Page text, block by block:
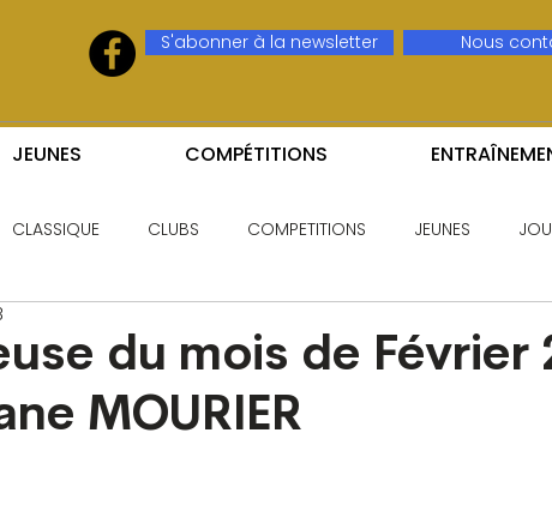
S'abonner à la newsletter Nous
JEUNES COMPÉTITIONS
CLASSIQUE CLUBS COMPETITIONS JEUNES
du mois de Février
MOURIER